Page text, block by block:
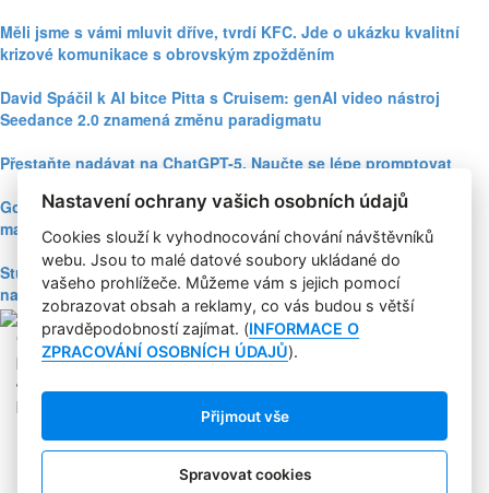
Měli jsme s vámi mluvit dříve, tvrdí KFC. Jde o ukázku kvalitní
krizové komunikace s obrovským zpožděním
David Spáčil k AI bitce Pitta s Cruisem: genAI video nástroj
Seedance 2.0 znamená změnu paradigmatu
Přestaňte nadávat na ChatGPT-5. Naučte se lépe promptovat
Google Nano Banana nabízí dosud největší potenciál pro
marketing mezi genAI modely pro tvorbu obrázků
Studie: Využívání generativní AI mezi spotřebiteli při online
nakupování prudce roste
Copyright © 2004-2020 Focus Agency, s.r.o. Plné znění licenčních
podmínek. ISSN 1803-957X
Jakékoliv publikování, přebírání nebo šíření obsahu je bez
písemného souhlasu Focus Agency, s.r.o. zakázáno.
RSS 1
Štítky
Zpracování osobních údajů
Nastavení ochrany vašich osobních údajů
Cookies slouží k vyhodnocování chování návštěvníků
webu. Jsou to malé datové soubory ukládané do
vašeho prohlížeče. Můžeme vám s jejich pomocí
zobrazovat obsah a reklamy, co vás budou s větší
pravděpodobností zajímat. (INFORMACE O
ZPRACOVÁNÍ OSOBNÍCH ÚDAJŮ).
Přijmout vše
Spravovat cookies